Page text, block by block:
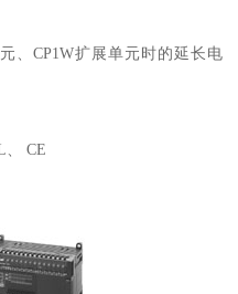
、CP1W扩展单元时的延长电
、 CE